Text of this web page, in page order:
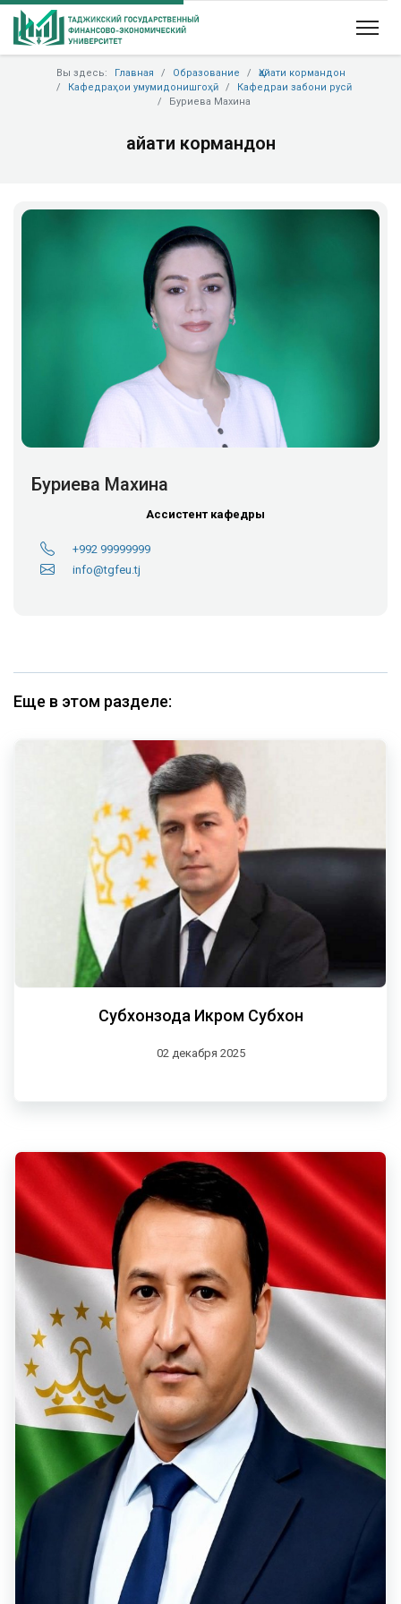
Вы здесь: Главная Образование
Ҳайати кормандон
Кафедраҳои умумидонишгоҳӣ
Кафедраи забони русӣ
Буриева Махина
Ҳайати кормандон
Буриева Махина
Ассистент кафедры
+992 99999999
info@tgfeu.tj
Еще в этом разделе:
Субхонзода Икром Субхон
02 декабря 2025